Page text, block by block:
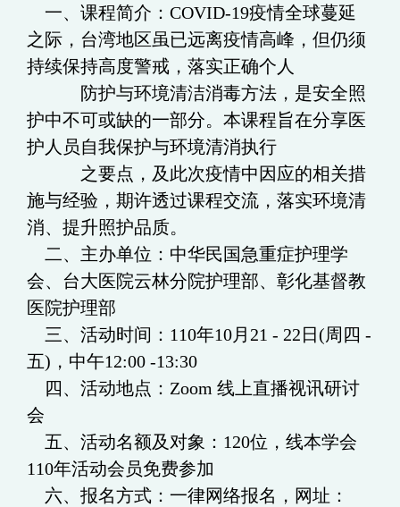
一、课程简介：COVID-19疫情全球蔓延
之际，台湾地区虽已远离疫情高峰，但仍须
持续保持高度警戒，落实正确个人
防护与环境清洁消毒方法，是安全照
护中不可或缺的一部分。本课程旨在分享医
护人员自我保护与环境清消执行
之要点，及此次疫情中因应的相关措
施与经验，期许透过课程交流，落实环境清
消、提升照护品质。
二、主办单位：中华民国急重症护理学
会、台大医院云林分院护理部、彰化基督教
医院护理部
三、活动时间：110年10月21 - 22日(周四 -
五)，中午12:00 -13:30
四、活动地点：Zoom 线上直播视讯研讨
会
五、活动名额及对象：120位，线本学会
110年活动会员免费参加
六、报名方式：一律网络报名，网址：